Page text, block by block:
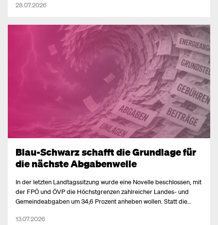
echtes Reformpaket.
28.07.2026
Blau-Schwarz schafft die Grundlage für
die nächste Abgabenwelle
In der letzten Landtagssitzung wurde eine Novelle beschlossen, mit
der FPÖ und ÖVP die Höchstgrenzen zahlreicher Landes- und
Gemeindeabgaben um 34,6 Prozent anheben wollen. Statt die
Betriebe zahlen.
13.07.2026